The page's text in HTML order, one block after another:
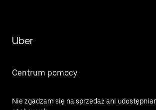
Uber
Centrum pomocy
Nie zgadzam się na sprzedaż ani